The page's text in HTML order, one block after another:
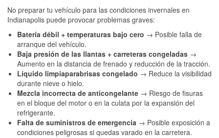
No preparar tu vehículo para las condiciones invernales en
Indianapolis puede provocar problemas graves:
Batería débil + temperaturas bajo cero → Posible falla de
arranque del vehículo.
Baja presión de las llantas + carreteras congeladas →
Aumento en la distancia de frenado y reducción de la tracción.
Líquido limpiaparabrisas congelado → Reduce la visibilidad
durante nieve o hielo.
Mezcla incorrecta de anticongelante → Riesgo de fisuras
en el bloque del motor o en la culata por la expansión del
refrigerante.
Falta de suministros de emergencia → Posible exposición a
condiciones peligrosas si quedas varado en la carretera.